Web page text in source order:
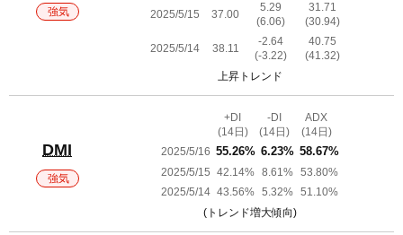
強気
2025/5/15 37.00
5.29
(6.06)
31.71
(30.94)
2025/5/14 38.11
-2.64
(-3.22)
40.75
(41.32)
上昇トレンド
DMI
強気
+DI
(14日)
-DI
(14日)
ADX
(14日)
2025/5/16 55.26% 6.23% 58.67%
2025/5/15 42.14% 8.61%
53.80%
2025/5/14 43.56% 5.32%
51.10%
(トレンド増大傾向)